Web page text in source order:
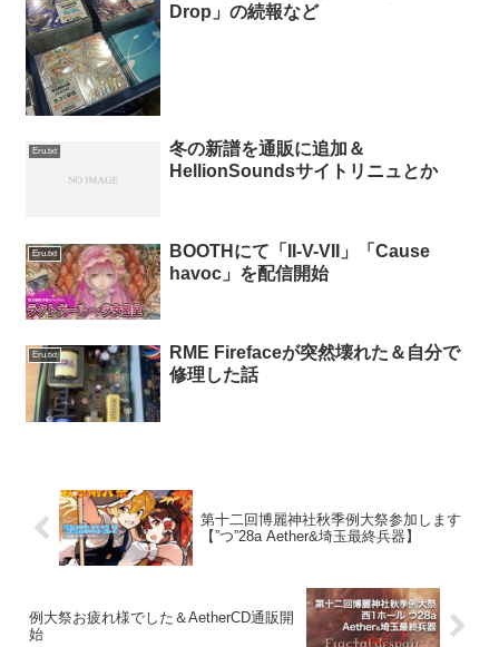
Drop」の続報など
Eru.txt
冬の新譜を通販に追加＆
HellionSoundsサイトリニュとか
Eru.txt
BOOTHにて「II-V-VII」「Cause
havoc」を配信開始
Eru.txt
RME Firefaceが突然壊れた＆自分で
修理した話
第十二回博麗神社秋季例大祭参加します
【”つ”28a Aether&埼玉最終兵器】
例大祭お疲れ様でした＆AetherCD通販開
始